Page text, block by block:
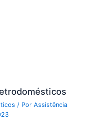
/ PorAssistência